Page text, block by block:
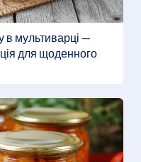
в мультиварці —
для щоденного